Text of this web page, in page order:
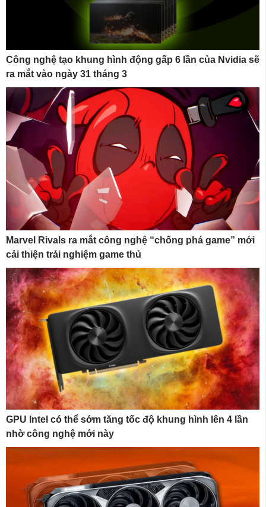
Công nghệ tạo khung hình động gấp 6 lần của Nvidia sẽ
ra mắt vào ngày 31 tháng 3
Marvel Rivals ra mắt công nghệ “chống phá game” mới
cải thiện trải nghiệm game thủ
GPU Intel có thể sớm tăng tốc độ khung hình lên 4 lần
nhờ công nghệ mới này